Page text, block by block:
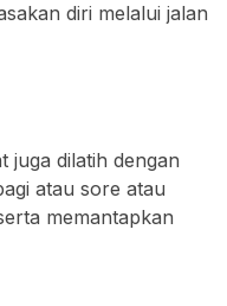
diri melalui jalan
juga dilatih dengan
atau sore atau
memantapkan